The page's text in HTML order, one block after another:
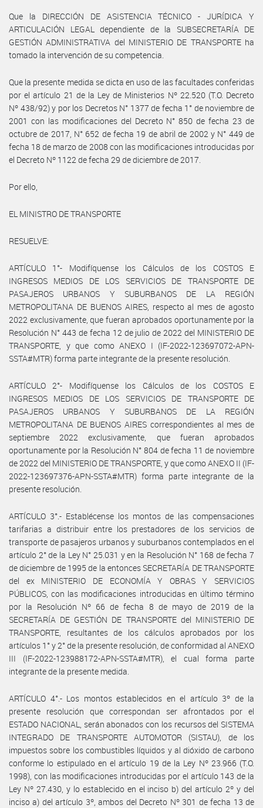
Que la DIRECCIÓN DE ASISTENCIA TÉCNICO - JURÍDICA Y
ARTICULACIÓN LEGAL dependiente de la SUBSECRETARÍA DE
GESTIÓN ADMINISTRATIVA del MINISTERIO DE TRANSPORTE ha
tomado la intervención de su competencia.
Que la presente medida se dicta en uso de las facultades conferidas
por el artículo 21 de la Ley de Ministerios Nº 22.520 (T.O. Decreto
Nº 438/92) y por los Decretos N° 1377 de fecha 1° de noviembre de
2001 con las modificaciones del Decreto N° 850 de fecha 23 de
octubre de 2017, N° 652 de fecha 19 de abril de 2002 y N° 449 de
fecha 18 de marzo de 2008 con las modificaciones introducidas por
el Decreto Nº 1122 de fecha 29 de diciembre de 2017.
Por ello,
EL MINISTRO DE TRANSPORTE
RESUELVE:
ARTÍCULO 1°- Modifíquense los Cálculos de los COSTOS E
INGRESOS MEDIOS DE LOS SERVICIOS DE TRANSPORTE DE
PASAJEROS URBANOS Y SUBURBANOS DE LA REGIÓN
METROPOLITANA DE BUENOS AIRES, respecto al mes de agosto
2022 exclusivamente, que fueran aprobados oportunamente por la
Resolución N° 443 de fecha 12 de julio de 2022 del MINISTERIO DE
TRANSPORTE, y que como ANEXO I (IF-2022-123697072-APN-
SSTA#MTR) forma parte integrante de la presente resolución.
ARTÍCULO 2°- Modifíquense los Cálculos de los COSTOS E
INGRESOS MEDIOS DE LOS SERVICIOS DE TRANSPORTE DE
PASAJEROS URBANOS Y SUBURBANOS DE LA REGIÓN
METROPOLITANA DE BUENOS AIRES correspondientes al mes de
septiembre 2022 exclusivamente, que fueran aprobados
oportunamente por la Resolución N° 804 de fecha 11 de noviembre
de 2022 del MINISTERIO DE TRANSPORTE, y que como ANEXO II (IF-
2022-123697376-APN-SSTA#MTR) forma parte integrante de la
presente resolución.
ARTÍCULO 3°.- Establécense los montos de las compensaciones
tarifarias a distribuir entre los prestadores de los servicios de
transporte de pasajeros urbanos y suburbanos contemplados en el
artículo 2° de la Ley N° 25.031 y en la Resolución N° 168 de fecha 7
de diciembre de 1995 de la entonces SECRETARÍA DE TRANSPORTE
del ex MINISTERIO DE ECONOMÍA Y OBRAS Y SERVICIOS
PÚBLICOS, con las modificaciones introducidas en último término
por la Resolución Nº 66 de fecha 8 de mayo de 2019 de la
SECRETARÍA DE GESTIÓN DE TRANSPORTE del MINISTERIO DE
TRANSPORTE, resultantes de los cálculos aprobados por los
artículos 1° y 2° de la presente resolución, de conformidad al ANEXO
III (IF-2022-123988172-APN-SSTA#MTR), el cual forma parte
integrante de la presente medida.
ARTÍCULO 4°.- Los montos establecidos en el artículo 3º de la
presente resolución que correspondan ser afrontados por el
ESTADO NACIONAL, serán abonados con los recursos del SISTEMA
INTEGRADO DE TRANSPORTE AUTOMOTOR (SISTAU), de los
impuestos sobre los combustibles líquidos y al dióxido de carbono
conforme lo estipulado en el artículo 19 de la Ley Nº 23.966 (T.O.
1998), con las modificaciones introducidas por el artículo 143 de la
Ley Nº 27.430, y lo establecido en el inciso b) del artículo 2º y del
inciso a) del artículo 3º, ambos del Decreto Nº 301 de fecha 13 de